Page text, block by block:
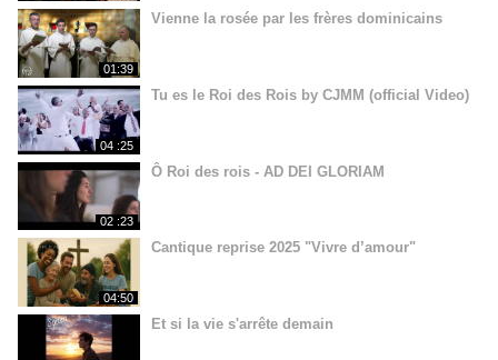
01:39
Vienne la rosée par les frères dominicains
04 :25
Tu es le Roi des Rois by CJMM (official Video)
02 :23
Ô Roi des rois - AD DEI GLORIAM
04:50
Cantique reprise 2025 "Vivre d’amour"
Et si la vie s'arrête demain